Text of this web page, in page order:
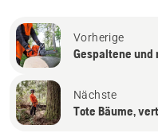
Vorherige
Gespaltene und
Nächste
Tote Bäume,